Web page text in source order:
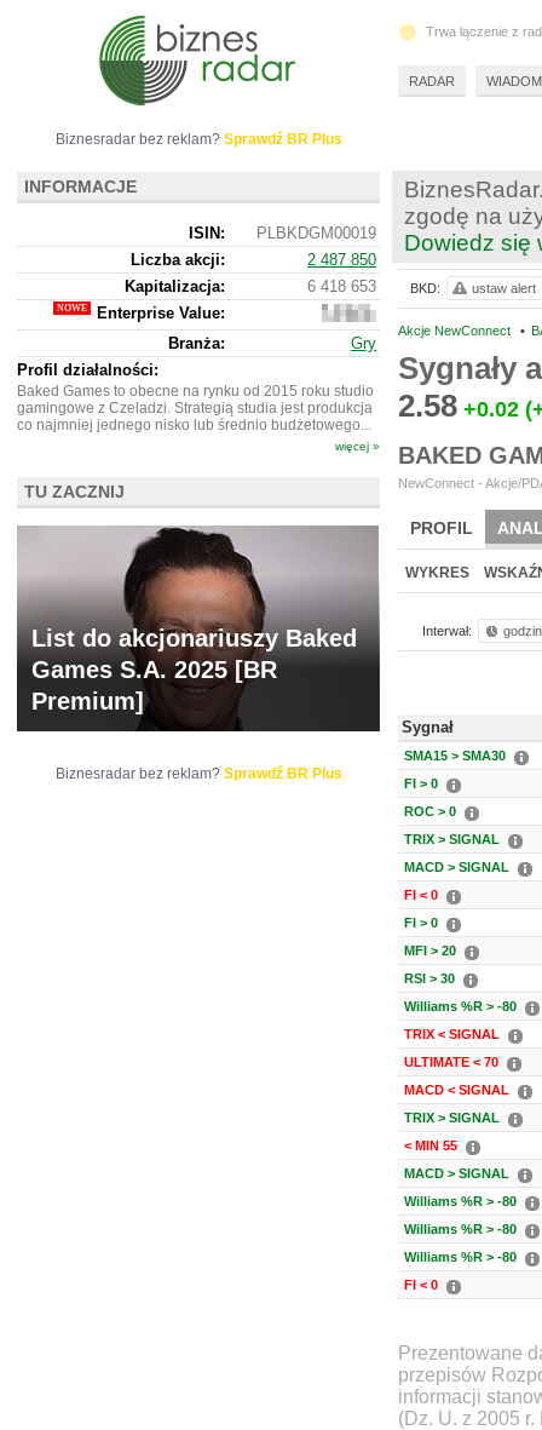
zgodę na
Dowiedz się
Akcje NewConnect •
Sygnały
2.58 +0.02
BAKED
NewConnect - Akcje/
PROFIL
BR LAB
WYKRES
Interwał:
Sygnał
SMA15 > SMA30
FI > 0
ROC > 0
TRIX > SIGNAL
MACD > SIGNAL
FI < 0
FI > 0
MFI > 20
RSI > 30
Williams %R > -80
TRIX < SIGNAL
ULTIMATE < 70
MACD < SIGNAL
TRIX > SIGNAL
< MIN 55
MACD > SIGNAL
Williams %R > -80
Williams %R > -80
Williams %R > -80
FI < 0
Prezentowane
przepisów
informacji
(Dz. U. z 2005
BKD: ustaw alert
Biznesradar bez reklam? Sprawdź BR Plus
INFORMACJE
ISIN:
PLBKDGM00019
Liczba akcji:
2 487 850
Kapitalizacja:
6 418 653
Enterprise Value:
5
920
653
Branża:
Gry
Profil działalności:
Baked Games to obecne na rynku od 2015 roku studio
gamingowe z Czeladzi. Strategią studia jest produkcja
co najmniej jednego nisko lub średnio budżetowego...
więcej »
TU ZACZNIJ
List do akcjonariuszy Baked
Games S.A. 2025 [BR
Premium]
Biznesradar bez reklam? Sprawdź BR Plus
Trwa łączenie z
RADAR